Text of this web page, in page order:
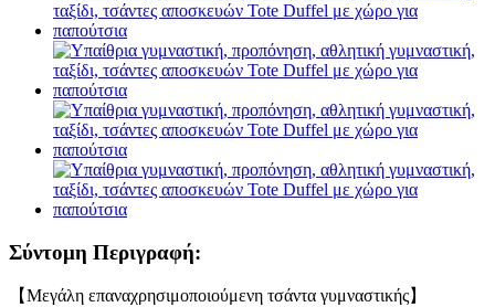
Σύντομη Περιγραφή:
【Μεγάλη επαναχρησιμοποιούμενη τσάντα γυμναστικής】